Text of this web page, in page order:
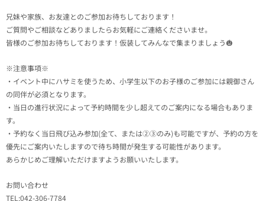
兄妹や家族、お友達とのご参加お待ちしております！
ご質問やご相談などありましたらお気軽にご連絡くださいませ。
皆様のご参加お待ちしております！仮装してみんなで集まりましょう🎃
※注意事項※
・イベント中にハサミを使うため、小学生以下のお子様のご参加には親御さん
の同伴が必須となります。
・当日の進行状況によって予約時間を少し超えてのご案内になる場合もありま
す。
・予約なく当日飛び込み参加(全て、または②③のみ)も可能ですが、予約の方を
優先にご案内いたしますので待ち時間が発生する可能性があります。
あらかじめご理解いただけますようお願いいたします。
お問い合わせ
TEL:042-306-7784